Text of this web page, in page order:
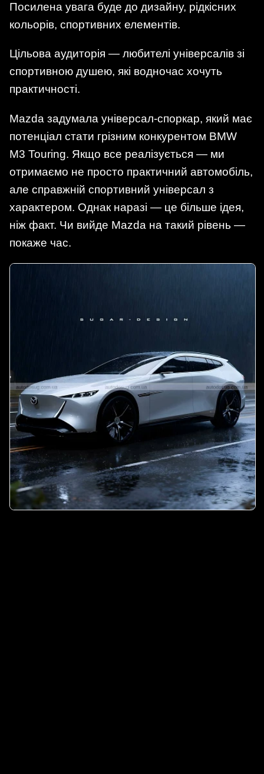
Посилена увага буде до дизайну, рідкісних
кольорів, спортивних елементів.
Цільова аудиторія — любителі універсалів зі
спортивною душею, які водночас хочуть
практичності.
Mazda задумала універсал-споркар, який має
потенціал стати грізним конкурентом BMW
M3 Touring. Якщо все реалізується — ми
отримаємо не просто практичний автомобіль,
але справжній спортивний універсал з
характером. Однак наразі — це більше ідея,
ніж факт. Чи вийде Mazda на такий рівень —
покаже час.